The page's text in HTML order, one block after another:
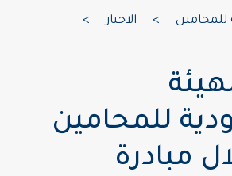
الاخبار
للمحامين
مبادرة